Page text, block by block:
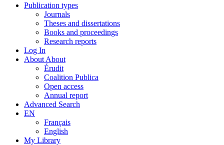
Publication types
Journals
Theses and dissertations
Books and proceedings
Research reports
Log In
About About
Érudit
Coalition Publica
Open access
Annual report
Advanced Search
EN
Français
English
My Library